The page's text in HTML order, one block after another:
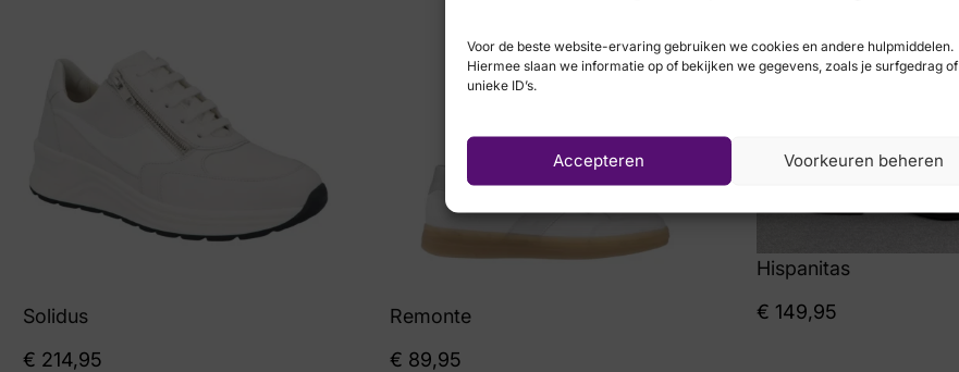
Voor de beste website-ervaring gebruiken we cookies en andere hulpmiddelen.
Hiermee slaan we informatie op of bekijken we gegevens, zoals je surfgedrag of
unieke ID’s.
Accepteren Voorkeuren beheren
Solidus
€ 214,95
Remonte
€ 89,95
Hispanitas
€ 149,95